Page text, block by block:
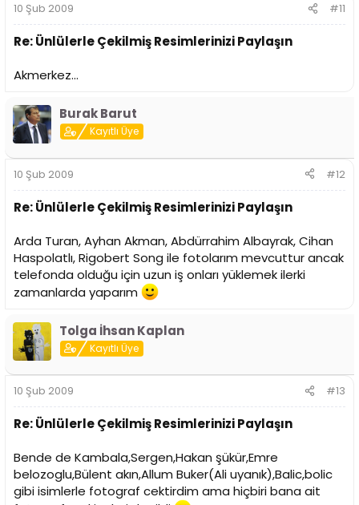
10 Şub 2009 #11
Re: Ünlülerle Çekilmiş Resimlerinizi Paylaşın
Akmerkez...
Burak Barut
Kayıtlı Üye
10 Şub 2009 #12
Re: Ünlülerle Çekilmiş Resimlerinizi Paylaşın
Arda Turan, Ayhan Akman, Abdürrahim Albayrak, Cihan
Haspolatlı, Rigobert Song ile fotolarım mevcuttur ancak
telefonda olduğu için uzun iş onları yüklemek ilerki
zamanlarda yaparım
Tolga İhsan Kaplan
Kayıtlı Üye
10 Şub 2009 #13
Re: Ünlülerle Çekilmiş Resimlerinizi Paylaşın
Bende de Kambala,Sergen,Hakan şükür,Emre
belozoglu,Bülent akın,Allum Buker(Ali uyanık),Balic,bolic
gibi isimlerle fotograf cektirdim ama hiçbiri bana ait